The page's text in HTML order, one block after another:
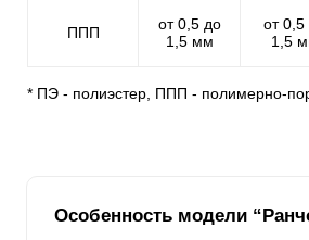
ППП
от 0,5 до
1,5 мм
от 0,5
1,5
* ПЭ - полиэстер, ППП - полимерно-
Особенность модели